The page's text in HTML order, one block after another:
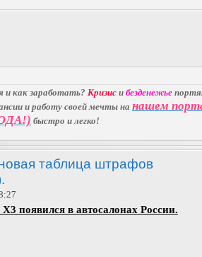
и как заработать? Кризис и безденежье
и работу своей мечты на нашем
быстро и легко!
таблица штрафов
появился в автосалонах России.